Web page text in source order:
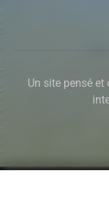
Un site pensé et